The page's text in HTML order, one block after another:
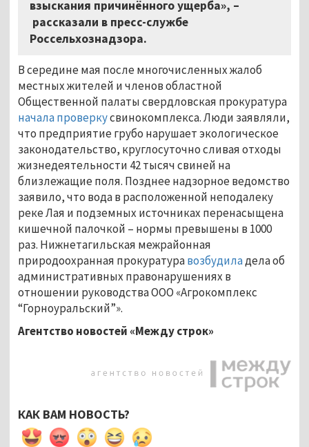
взыскания причинённого ущерба», –
рассказали в пресс-службе
Россельхознадзора.
В середине мая после многочисленных жалоб
местных жителей и членов областной
Общественной палаты свердловская прокуратура
начала проверкусвинокомплекса. Люди заявляли,
что предприятие грубо нарушает экологическое
законодательство, круглосуточно сливая отходы
жизнедеятельности 42 тысяч свиней на
близлежащие поля. Позднее надзорное ведомство
заявило, что вода в расположенной неподалеку
реке Лая и подземных источниках перенасыщена
кишечной палочкой – нормы превышены в 1000
раз. Нижнетагильская межрайонная
природоохранная прокуратуравозбудиладела об
административных правонарушениях в
отношении руководства ООО «Агрокомплекс
“Горноуральский”».
Агентство новостей «Между строк»
КАК ВАМ НОВОСТЬ?